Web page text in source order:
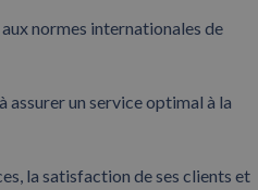
normes internationales de
assurer un service optimal à la
la satisfaction de ses clients et